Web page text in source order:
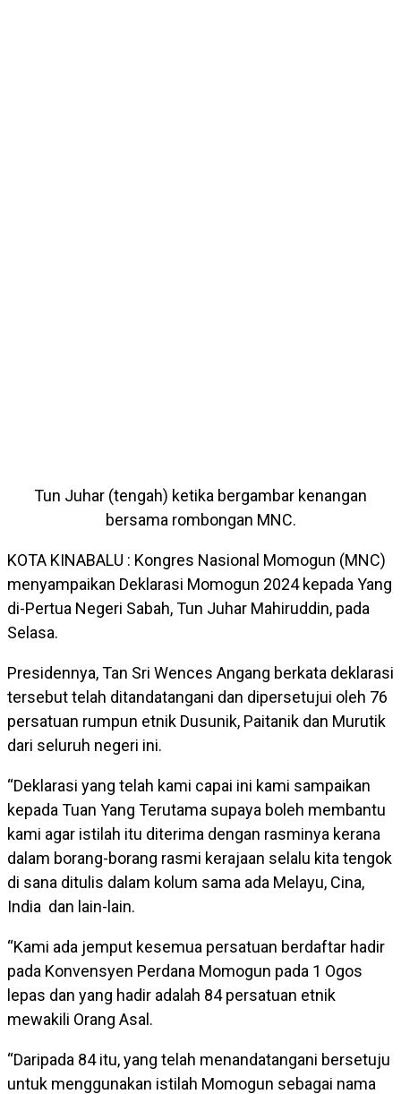
Tun Juhar (tengah) ketika bergambar kenangan
bersama rombongan MNC.
KOTA KINABALU : Kongres Nasional Momogun (MNC)
menyampaikan Deklarasi Momogun 2024 kepada Yang
di-Pertua Negeri Sabah, Tun Juhar Mahiruddin, pada
Selasa.
Presidennya, Tan Sri Wences Angang berkata deklarasi
tersebut telah ditandatangani dan dipersetujui oleh 76
persatuan rumpun etnik Dusunik, Paitanik dan Murutik
dari seluruh negeri ini.
“Deklarasi yang telah kami capai ini kami sampaikan
kepada Tuan Yang Terutama supaya boleh membantu
kami agar istilah itu diterima dengan rasminya kerana
dalam borang-borang rasmi kerajaan selalu kita tengok
di sana ditulis dalam kolum sama ada Melayu, Cina,
India dan lain-lain.
“Kami ada jemput kesemua persatuan berdaftar hadir
pada Konvensyen Perdana Momogun pada 1 Ogos
lepas dan yang hadir adalah 84 persatuan etnik
mewakili Orang Asal.
“Daripada 84 itu, yang telah menandatangani bersetuju
untuk menggunakan istilah Momogun sebagai nama